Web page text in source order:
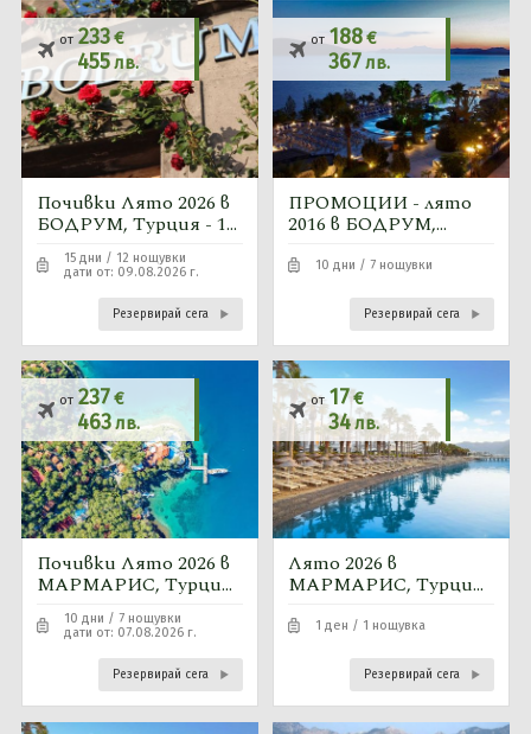
от 233€
455лв.
Почивки Лято 2026 в
БОДРУМ, Турция - 12
нощувки автобусна
програма15 дни / 12 нощувки
дати от: 09.08.2026 г.
Резервирай сега
от 188€
367лв.
ПРОМОЦИИ - лято
2016 в БОДРУМ,
автобус 10 дни / 7 нощувки
Резервирай сега
от 237€
463лв.
Почивки Лято 2026 в
МАРМАРИС, Турция
- 7 нощувки
автобусна програма
10 дни / 7 нощувки
дати от: 07.08.2026 г.
Резервирай сега
от 17€
34лв.
Лято 2026 в
МАРМАРИС, Турция
транспорт1 ден / 1 нощувка
Резервирай сега